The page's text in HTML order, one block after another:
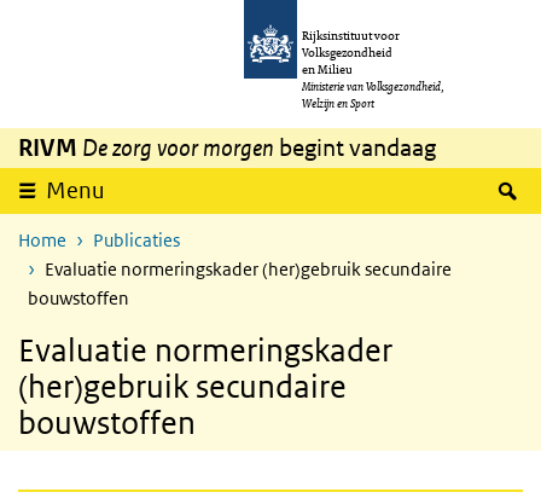
Overslaan en naar de inhoud gaan
Rijksinstituut voor
Volksgezondheid
en Milieu
Ministerie van Volksgezondheid,
Welzijn en Sport
RIVM De zorg voor morgen begint vandaag
Menu
Home
Publicaties
Evaluatie normeringskader (her)gebruik secundaire
bouwstoffen
Evaluatie normeringskader
(her)gebruik secundaire
bouwstoffen